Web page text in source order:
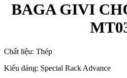
BAGA GIVI
Chất liệu: Thép
Kiểu dáng: Special Rack Advance